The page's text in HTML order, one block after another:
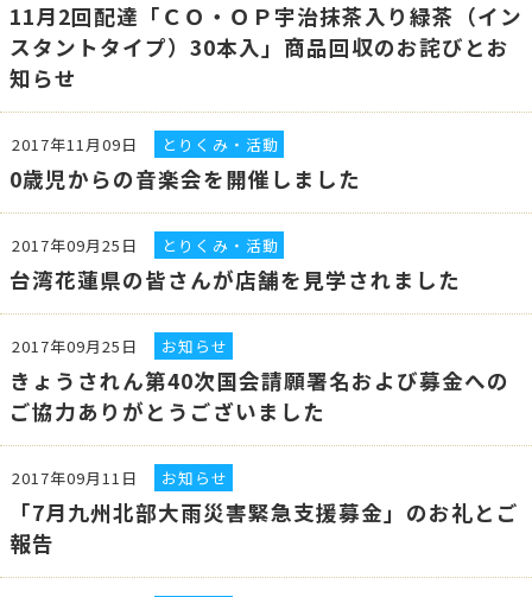
11月2回配達「ＣＯ・ＯＰ宇治抹茶入り緑茶（イン
スタントタイプ）30本入」商品回収のお詫びとお
知らせ
2017年11月09日 とりくみ・活動
0歳児からの音楽会を開催しました
2017年09月25日 とりくみ・活動
台湾花蓮県の皆さんが店舗を見学されました
2017年09月25日 お知らせ
きょうされん第40次国会請願署名および募金への
ご協力ありがとうございました
2017年09月11日 お知らせ
「7月九州北部大雨災害緊急支援募金」のお礼とご
報告